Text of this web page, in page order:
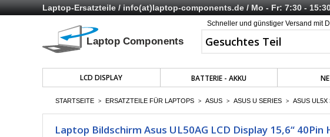
Laptop-Ersatzteile /info(at)laptop-components.de/ Mo - Fr: 7:30 -
Schneller und günstiger Versand mit
LCD DISPLAY BATTERIE - AKKU
STARTSEITE > ERSATZTEILE FÜR LAPTOPS > ASUS > ASUS U SERIES > ASUS UL5X
Laptop Bildschirm Asus UL50AG LCD Display 15,6“ 40Pin